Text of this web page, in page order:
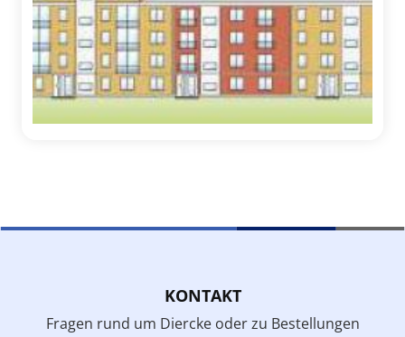
KONTAKT
Fragen rund um Diercke oder zu Bestellungen